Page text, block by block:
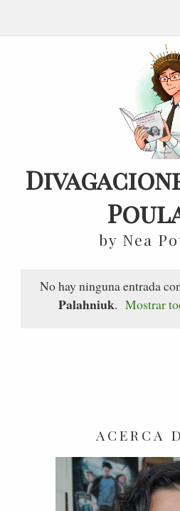
by Nea
No hay ninguna entrada
Palahniuk. Mostrar
ACERCA